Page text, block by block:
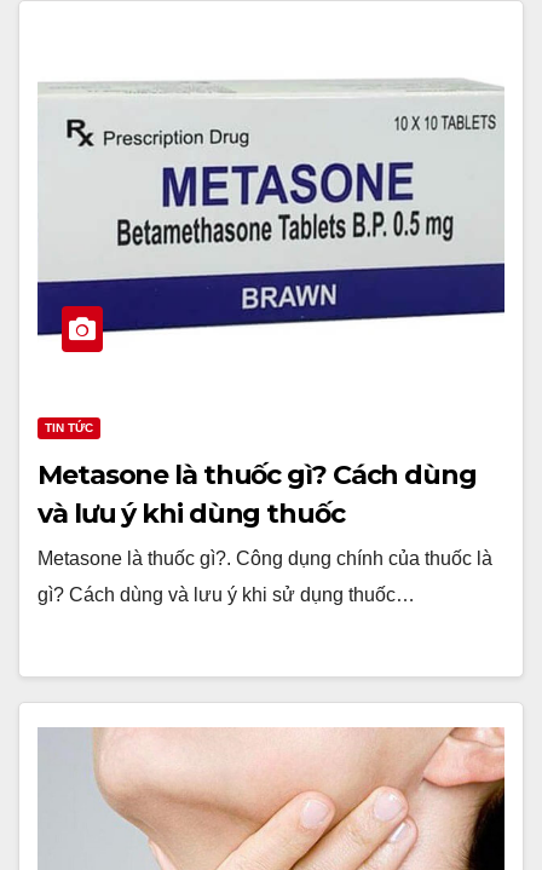
TIN TỨC
Metasone là thuốc gì? Cách dùng
và lưu ý khi dùng thuốc
Metasone là thuốc gì?. Công dụng chính của thuốc là
gì? Cách dùng và lưu ý khi sử dụng thuốc…